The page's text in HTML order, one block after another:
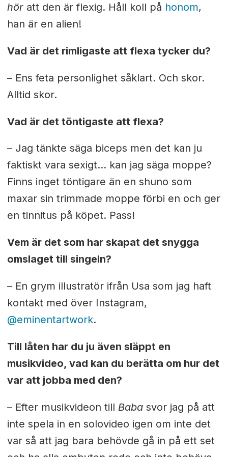
höratt den är flexig. Håll koll på honom,
han är en alien!
Vad är det rimligaste att flexa tycker du?
– Ens feta personlighet såklart. Och skor.
Alltid skor.
Vad är det töntigaste att flexa?
– Jag tänkte säga biceps men det kan ju
faktiskt vara sexigt… kan jag säga moppe?
Finns inget töntigare än en shuno som
maxar sin trimmade moppe förbi en och ger
en tinnitus på köpet. Pass!
Vem är det som har skapat det snygga
omslaget till singeln?
– En grym illustratör ifrån Usa som jag haft
kontakt med över Instagram,
@eminentartwork.
Till låten har du ju även släppt en
musikvideo, vad kan du berätta om hur det
var att jobba med den?
– Efter musikvideon till Babasvor jag på att
inte spela in en solovideo igen om inte det
var så att jag bara behövde gå in på ett set